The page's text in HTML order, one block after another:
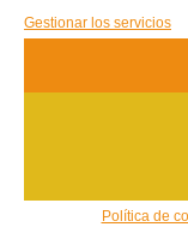
Gestionar los servicios
Política de
SCRAPEA